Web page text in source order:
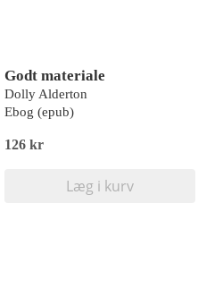
Godt materiale
Dolly Alderton
Ebog (epub)
126 kr
Læg i kurv